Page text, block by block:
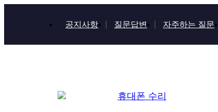
공지사항 질문답변 자주하는 질문
휴대폰 수리